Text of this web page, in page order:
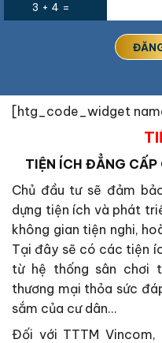
3 + 4 =
[htg_code_widget
TIỆN ÍCH ĐẲNG CẤP
Chủ đầu tư sẽ đảm
dựng tiện ích và phát
không gian tiện nghi,
Tại đây sẽ có các tiện
từ hệ thống sân chơi
thương mại thỏa sức
sắm của cư dân…
Đối với TTTM